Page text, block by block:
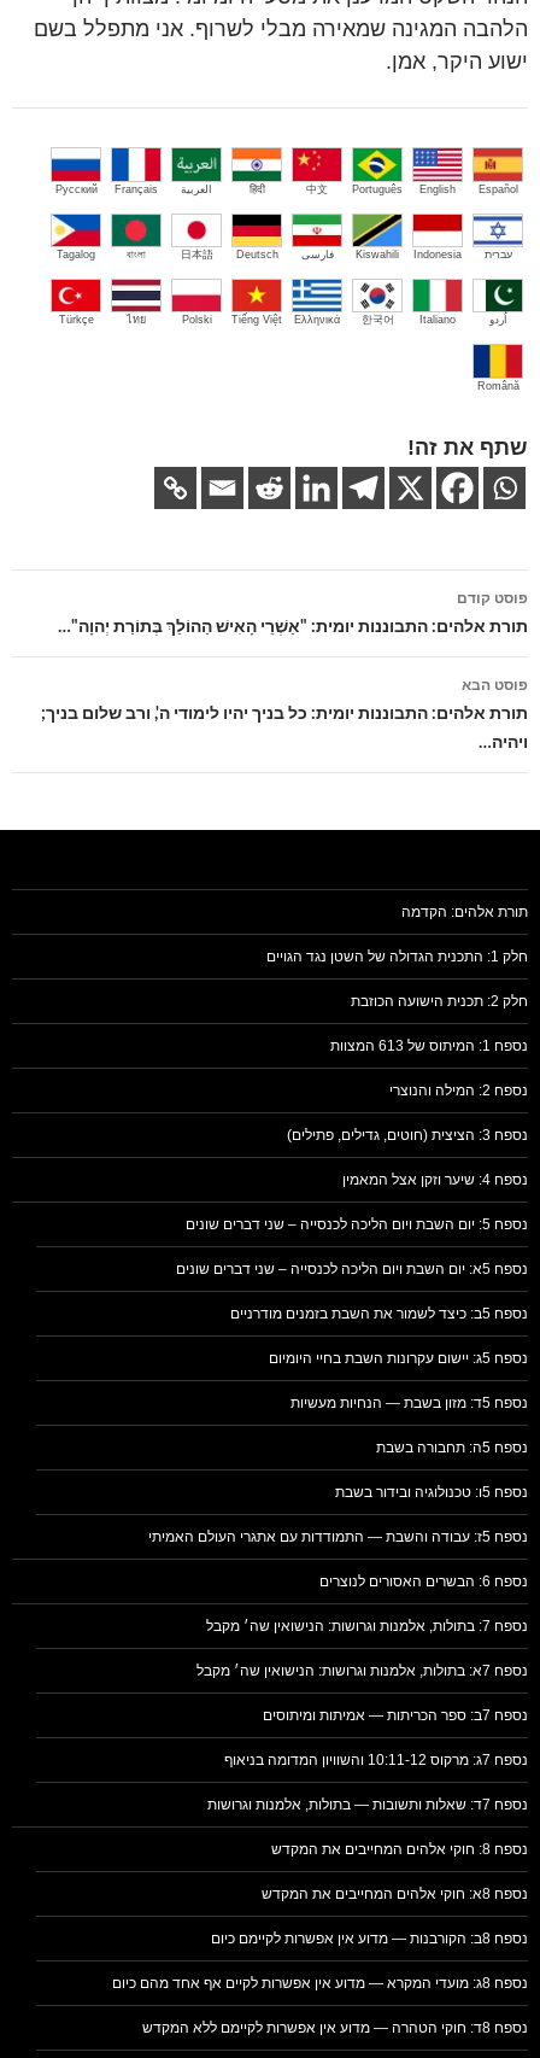
הלהבה המגינה שמאירה מבלי לשרוף. אני מתפלל בשם
ישוע היקר, אמן.
Español
English
Português
中文
हिंदी العربية Français
Русский
עברית Indonesia
Kiswahili فارسی Deutsch
日本語
বাংলা
Tagalog
اُردو Italiano
한국어
Ελληνικά
Tiếng Việt
Polski
ไทย
Türkçe
Română
שתף את זה!
ניווט
בפוסטים
פוסט קודם
תורת אלהים: התבוננות יומית: "אַשְׁרֵי הָאִישׁ הַהוֹלֵךְ בְּתוֹרַת יְהוָה"…
פוסט הבא
תורת אלהים: התבוננות יומית: כל בניך יהיו לימודי ה', ורב שלום בניך;
ויהיה…
תורת אלהים: הקדמה
חלק 1: התכנית הגדולה של השטן נגד הגויים
חלק 2: תכנית הישועה הכוזבת
נספח 1: המיתוס של 613 המצוות
נספח 2: המילה והנוצרי
נספח 3: הציצית (חוטים, גדילים, פתילים)
נספח 4: שיער וזקן אצל המאמין
נספח 5: יום השבת ויום הליכה לכנסייה – שני דברים שונים
נספח 5א: יום השבת ויום הליכה לכנסייה – שני דברים שונים
נספח 5ב: כיצד לשמור את השבת בזמנים מודרניים
נספח 5ג: יישום עקרונות השבת בחיי היומיום
נספח 5ד: מזון בשבת — הנחיות מעשיות
נספח 5ה: תחבורה בשבת
נספח 5ו: טכנולוגיה ובידור בשבת
נספח 5ז: עבודה והשבת — התמודדות עם אתגרי העולם האמיתי
נספח 6: הבשרים האסורים לנוצרים
נספח 7: בתולות, אלמנות וגרושות: הנישואין שה׳ מקבל
נספח 7א: בתולות, אלמנות וגרושות: הנישואין שה׳ מקבל
נספח 7ב: ספר הכריתות — אמיתות ומיתוסים
נספח 7ג: מרקוס 10:11-12 והשוויון המדומה בניאוף
נספח 7ד: שאלות ותשובות — בתולות, אלמנות וגרושות
נספח 8: חוקי אלהים המחייבים את המקדש
נספח 8א: חוקי אלהים המחייבים את המקדש
נספח 8ב: הקורבנות — מדוע אין אפשרות לקיימם כיום
נספח 8ג: מועדי המקרא — מדוע אין אפשרות לקיים אף אחד מהם כיום
נספח 8ד: חוקי הטהרה — מדוע אין אפשרות לקיימם ללא המקדש